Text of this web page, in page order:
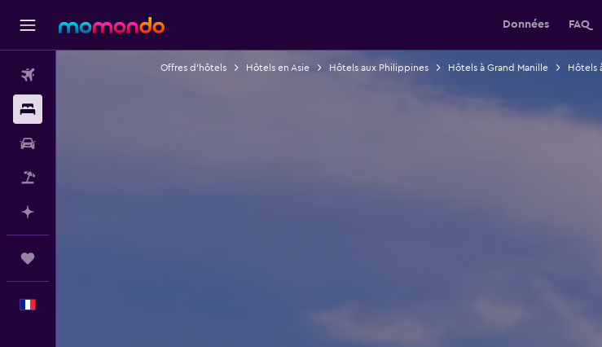
Données FAQ
Offres d’hôtels Hôtels en Asie Hôtels aux Philippines Hôtels à Grand Manille Hôtels